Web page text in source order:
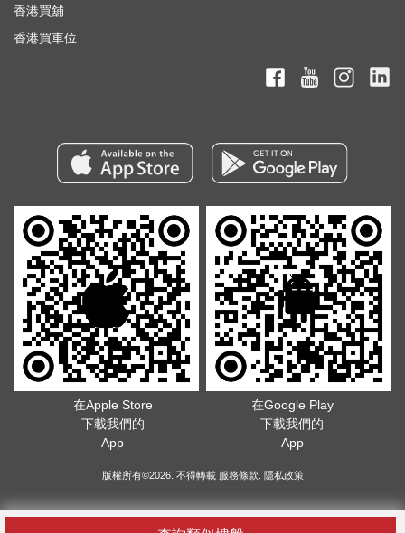
香港買舖
香港買車位
在Apple Store
下載我們的
App
在Google Play
下載我們的
App
版權所有©2026. 不得轉載 服務條款 隱私政策